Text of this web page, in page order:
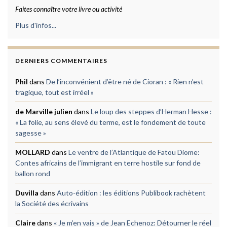
Faites connaître votre livre ou activité
Plus d'infos...
DERNIERS COMMENTAIRES
Phil dans De l’inconvénient d’être né de Cioran : « Rien n’est
tragique, tout est irréel »
de Marville julien dans Le loup des steppes d’Herman Hesse :
« La folie, au sens élevé du terme, est le fondement de toute
sagesse »
MOLLARD dans Le ventre de l’Atlantique de Fatou Diome:
Contes africains de l’immigrant en terre hostile sur fond de
ballon rond
Duvilla dans Auto-édition : les éditions Publibook rachètent
la Société des écrivains
Clairedans « Je m’en vais » de Jean Echenoz: Détourner le réel